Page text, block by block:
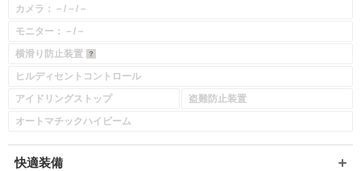
カメラ：－/－/－
モニター：－/－
横滑り防止装置
ヒルディセントコントロール
アイドリングストップ
盗難防止装置
オートマチックハイビーム
快適装備